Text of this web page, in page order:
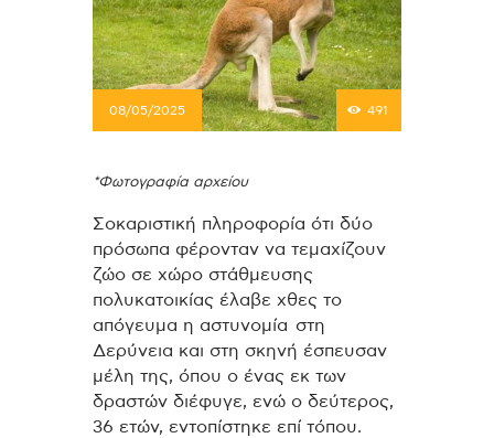
08/05/2025 491
*Φωτογραφία αρχείου
Σοκαριστική πληροφορία ότι δύο
πρόσωπα φέρονταν να τεμαχίζουν
ζώο σε χώρο στάθμευσης
πολυκατοικίας έλαβε χθες το
απόγευμα η αστυνομία στη
Δερύνεια και στη σκηνή έσπευσαν
μέλη της, όπου ο ένας εκ των
δραστών διέφυγε, ενώ ο δεύτερος,
36 ετών, εντοπίστηκε επί τόπου.